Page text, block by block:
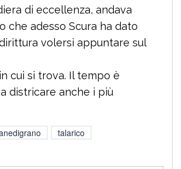
di eccellenza, andava
che adesso Scura ha dato
volersi appuntare sul
cui si trova. Il tempo è
districare anche i più
talarico